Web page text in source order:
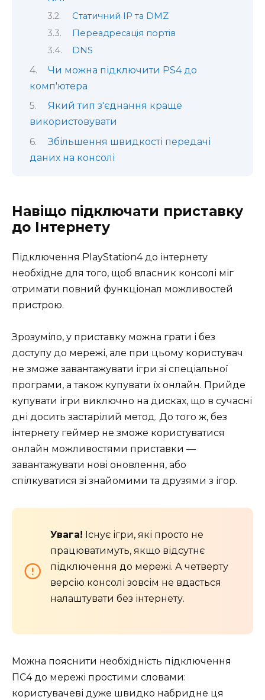
Статичний IP та DMZ
Переадресація портів
DNS
Чи можна підключити PS4 до
комп'ютера
Який тип з'єднання краще
використовувати
Збільшення швидкості передачі
даних на консолі
Навіщо підключати приставку
до Інтернету
Підключення PlayStation4 до інтернету
необхідне для того, щоб власник консолі міг
отримати повний функціонал можливостей
пристрою.
Зрозуміло, у приставку можна грати і без
доступу до мережі, але при цьому користувач
не зможе завантажувати ігри зі спеціальної
програми, а також купувати їх онлайн. Прийде
купувати ігри виключно на дисках, що в сучасні
дні досить застарілий метод. До того ж, без
інтернету геймер не зможе користуватися
онлайн можливостями приставки —
завантажувати нові оновлення, або
спілкуватися зі знайомими та друзями з ігор.
Увага! Існує ігри, які просто не
працюватимуть, якщо відсутнє
підключення до мережі. А четверту
версію консолі зовсім не вдасться
налаштувати без інтернету.
Можна пояснити необхідність підключення
ПС4 до мережі простими словами:
користувачеві дуже швидко набридне ця